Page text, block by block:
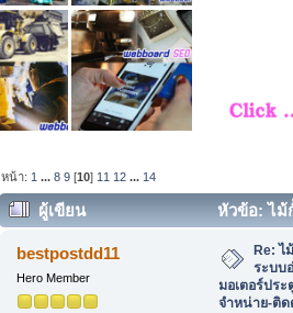
หน้า: 1 ...8 9 [10] 11 12 ... 14
ผู้เขียน
หัวข้อ: ไม้
มอเตอร์ประตู easy pass จำหน่าย-ติดตั้
bestpostdd11
Hero Member
Re:
ระบบ
มอเตอร์ประ
จำหน่าย-ติด